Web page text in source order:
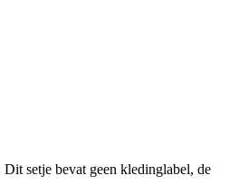
setje bevat geen kledinglabel, de